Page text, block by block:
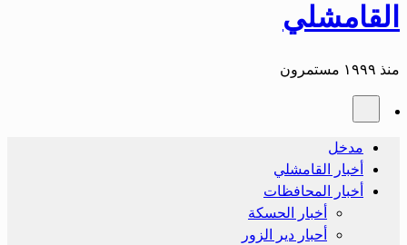
القامشلي
منذ ١٩٩٩ مستمرون
مدخل
أخبار القامشلي
أخبار المحافظات
أخبار الحسكة
أحبار دير الزور